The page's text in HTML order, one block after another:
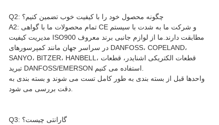
Q2: چگونه محصول خود را با کیفیت خوب تضمین کنیم؟
A2: تمام محصولات ما با گواهی CE و شرکت ما به شدت با سیستم
مدیریت کیفیت ISO900 مطابقت دارند.ما از لوازم جانبی برند معروف
در سراسر جهان مانند کمپرسورهای DANFOSS، COPELAND،
SANYO، BITZER، HANBELL، قطعات الکتریکی اشنایدر، قطعات
واحدها قبل از بسته بندی به طور کامل تست می شوند و بسته بندی به
دقت بررسی می شود.
Q3: گارانتی چیست؟